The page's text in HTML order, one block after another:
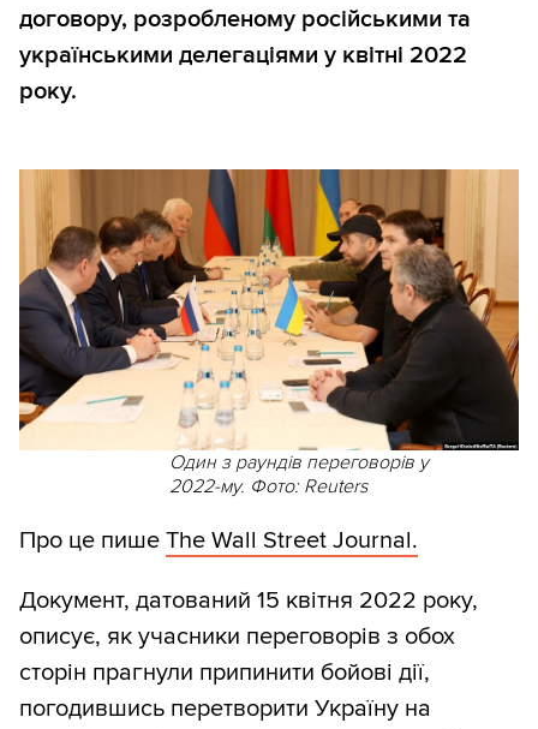
договору, розробленому російськими та
українськими делегаціями у квітні 2022
року.
Один з раундів переговорів у
2022-му. Фото: Reuters
Про це пише The Wall Street Journal.
Документ, датований 15 квітня 2022 року,
описує, як учасники переговорів з обох
сторін прагнули припинити бойові дії,
погодившись перетворити Україну на